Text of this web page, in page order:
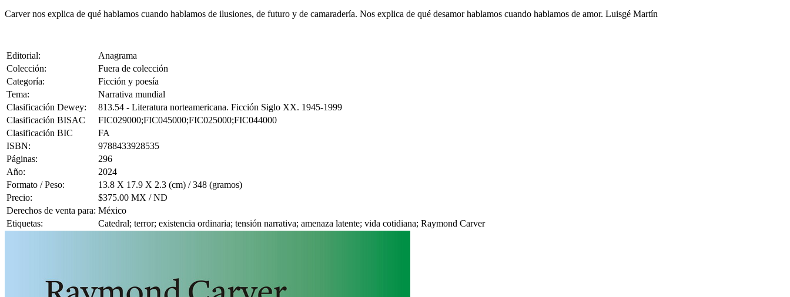
Carver nos explica de qué hablamos cuando hablamos de ilusiones, de futuro y de camaradería. Nos explica de qué desamor hablamos cuando hablamos de amor. Luisgé Martín
Editorial:
Anagrama
Colección:
Fuera de colección
Categoría:
Ficción y poesía
Tema:
Narrativa mundial
Clasificación Dewey:
813.54 - Literatura norteamericana. Ficción Siglo XX. 1945-1999
Clasificación BISAC
FIC029000;FIC045000;FIC025000;FIC044000
Clasificación BIC
FA
ISBN:
9788433928535
Páginas:
296
Año:
2024
Formato / Peso:
13.8 X 17.9 X 2.3 (cm) / 348 (gramos)
Precio:
$375.00 MX / ND
Derechos de venta para: México
Etiquetas:
Catedral; terror; existencia ordinaria; tensión narrativa; amenaza latente; vida cotidiana; Raymond Carver